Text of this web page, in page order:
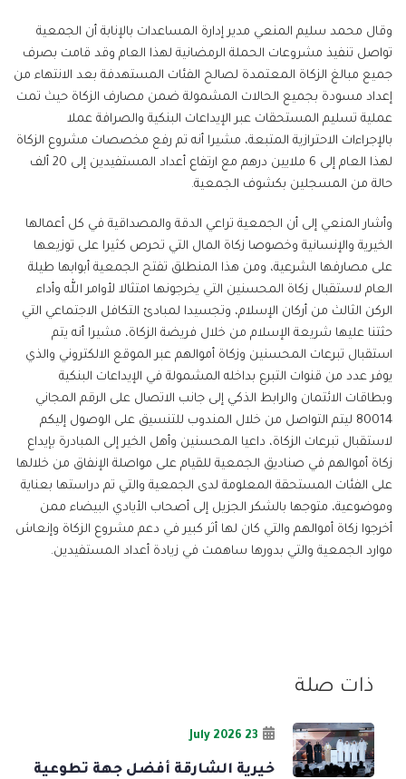
وقال محمد سليم المنعي مدير إدارة المساعدات بالإنابة أن الجمعية
تواصل تنفيذ مشروعات الحملة الرمضانية لهذا العام وقد قامت بصرف
جميع مبالغ الزكاة المعتمدة لصالح الفئات المستهدفة بعد الانتهاء من
إعداد مسودة بجميع الحالات المشمولة ضمن مصارف الزكاة حيث تمت
عملية تسليم المستحقات عبر الإيداعات البنكية والصرافة عملا
بالإجراءات الاحترازية المتبعة، مشيرا أنه تم رفع مخصصات مشروع الزكاة
لهذا العام إلى 6 ملايين درهم مع ارتفاع أعداد المستفيدين إلى 20 ألف
حالة من المسجلين بكشوف الجمعية.
وأشار المنعي إلى أن الجمعية تراعي الدقة والمصداقية في كل أعمالها
الخيرية والإنسانية وخصوصا زكاة المال التي تحرص كثيرا على توزيعها
على مصارفها الشرعية، ومن هذا المنطلق تفتح الجمعية أبوابها طيلة
العام لاستقبال زكاة المحسنين التي يخرجونها امتثالا لأوامر الله وأداء
الركن الثالث من أركان الإسلام، وتجسيدا لمبادئ التكافل الاجتماعي التي
حثتنا عليها شريعة الإسلام من خلال فريضة الزكاة، مشيرا أنه يتم
استقبال تبرعات المحسنين وزكاة أموالهم عبر الموقع الالكتروني والذي
يوفر عدد من قنوات التبرع بداخله المشمولة في الإيداعات البنكية
وبطاقات الائتمان والرابط الذكي إلى جانب الاتصال على الرقم المجاني
80014 ليتم التواصل من خلال المندوب للتنسيق على الوصول إليكم
لاستقبال تبرعات الزكاة، داعيا المحسنين وأهل الخير إلى المبادرة بإيداع
زكاة أموالهم في صناديق الجمعية للقيام على مواصلة الإنفاق من خلالها
على الفئات المستحقة المعلومة لدى الجمعية والتي تم دراستها بعناية
وموضوعية، متوجها بالشكر الجزيل إلى أصحاب الأيادي البيضاء ممن
أخرجوا زكاة أموالهم والتي كان لها أثر كبير في دعم مشروع الزكاة وإنعاش
موارد الجمعية والتي بدورها ساهمت في زيادة أعداد المستفيدين.
ذات صلة
23 July 2026
خيرية الشارقة أفضل جهة تطوعية